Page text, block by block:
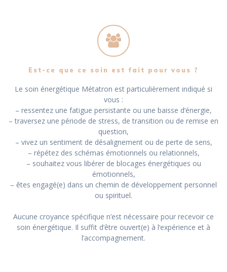
Est-ce que ce soin est fait pour vous ?
Le soin énergétique Métatron est particulièrement indiqué si
vous :
– ressentez une fatigue persistante ou une baisse d’énergie,
– traversez une période de stress, de transition ou de remise en
question,
– vivez un sentiment de désalignement ou de perte de sens,
– répétez des schémas émotionnels ou relationnels,
– souhaitez vous libérer de blocages énergétiques ou
émotionnels,
– êtes engagé(e) dans un chemin de développement personnel
ou spirituel.
Aucune croyance spécifique n’est nécessaire pour recevoir ce
soin énergétique. Il suffit d’être ouvert(e) à l’expérience et à
l’accompagnement.